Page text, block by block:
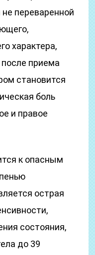
переваренной
характера,
после приема
становится
боль
и правое
к опасным
острая
состояния,
до 39